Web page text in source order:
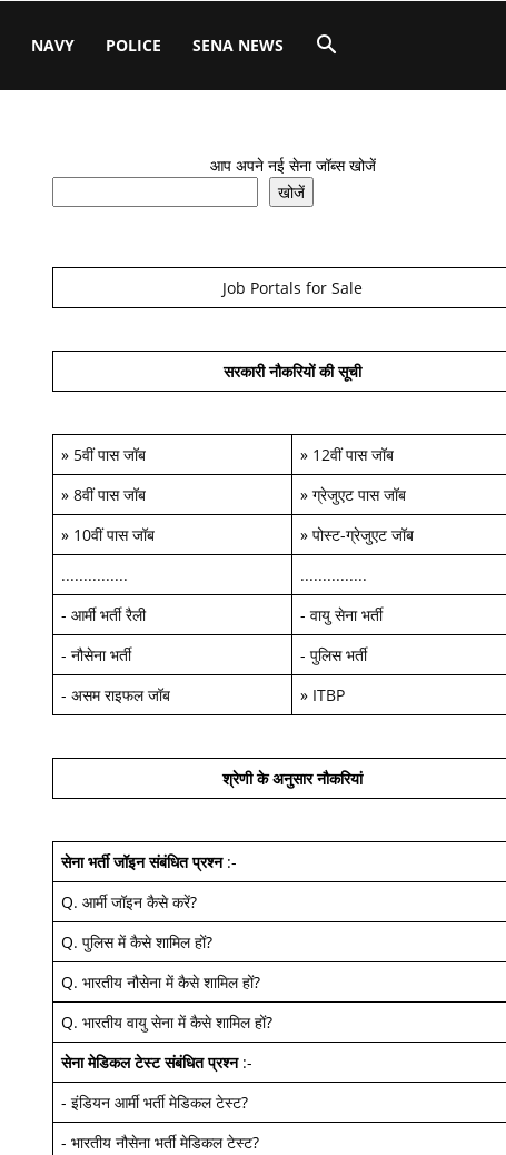
NAVY POLICE SENA NEWS
आप अपने नई सेना जॉब्स खोजें
खोजें
Job Portals for Sale
सरकारी नौकरियों की सूची
» 5वीं पास जॉब » 12वीं पास जॉब
» 8वीं पास जॉब » ग्रेजुएट पास जॉब
» 10वीं पास जॉब » पोस्ट-ग्रेजुएट जॉब
...............
...............
- आर्मी भर्ती रैली - वायु सेना भर्ती
- नौसेना भर्ती - पुलिस भर्ती
- असम राइफल जॉब » ITBP
श्रेणी के अनुसार नौकरियां
सेना भर्ती जॉइन संबंधित प्रश्न:-
Q. आर्मी जॉइन कैसे करें?
Q. पुलिस में कैसे शामिल हों?
Q. भारतीय नौसेना में कैसे शामिल हों?
Q. भारतीय वायु सेना में कैसे शामिल हों?
सेना मेडिकल टेस्ट संबंधित प्रश्न:-
- इंडियन आर्मी भर्ती मेडिकल टेस्ट?
- भारतीय नौसेना भर्ती मेडिकल टेस्ट?